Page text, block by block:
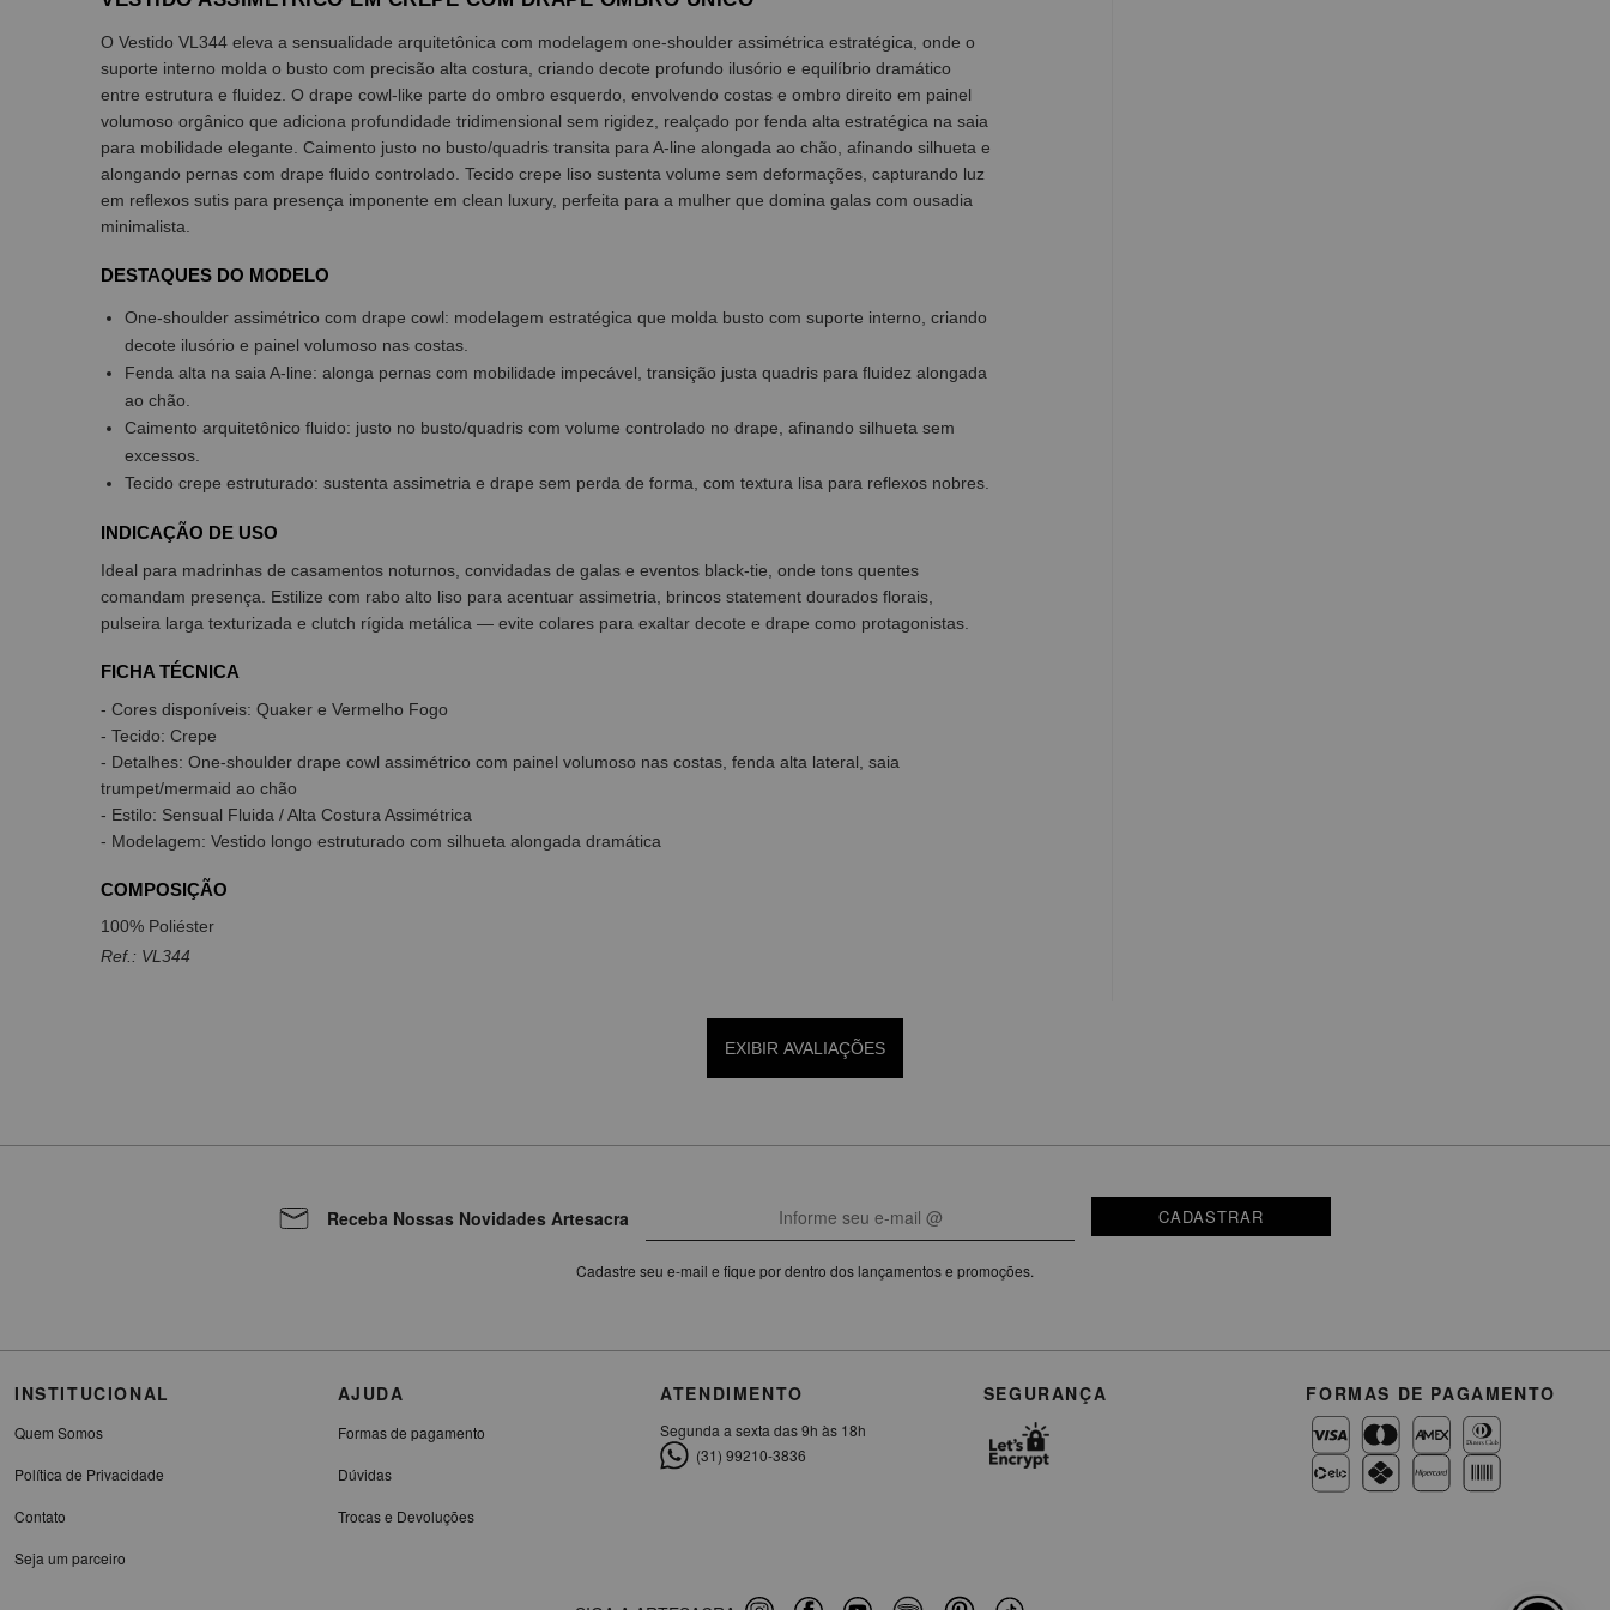
O Vestido VL344 eleva a sensualidade arquitetônica com modelagem one-shoulder assimétrica estratégica, onde o
suporte interno molda o busto com precisão alta costura, criando decote profundo ilusório e equilíbrio dramático
entre estrutura e fluidez. O drape cowl-like parte do ombro esquerdo, envolvendo costas e ombro direito em painel
volumoso orgânico que adiciona profundidade tridimensional sem rigidez, realçado por fenda alta estratégica na saia
para mobilidade elegante. Caimento justo no busto/quadris transita para A-line alongada ao chão, afinando silhueta e
alongando pernas com drape fluido controlado. Tecido crepe liso sustenta volume sem deformações, capturando luz
em reflexos sutis para presença imponente em clean luxury, perfeita para a mulher que domina galas com ousadia
minimalista.
DESTAQUES DO MODELO
One-shoulder assimétrico com drape cowl: modelagem estratégica que molda busto com suporte interno, criando
decote ilusório e painel volumoso nas costas.
Fenda alta na saia A-line: alonga pernas com mobilidade impecável, transição justa quadris para fluidez alongada
ao chão.
Caimento arquitetônico fluido: justo no busto/quadris com volume controlado no drape, afinando silhueta sem
excessos.
Tecido crepe estruturado: sustenta assimetria e drape sem perda de forma, com textura lisa para reflexos nobres.
INDICAÇÃO DE USO
Ideal para madrinhas de casamentos noturnos, convidadas de galas e eventos black-tie, onde tons quentes
comandam presença. Estilize com rabo alto liso para acentuar assimetria, brincos statement dourados florais,
pulseira larga texturizada e clutch rígida metálica — evite colares para exaltar decote e drape como protagonistas.
FICHA TÉCNICA
- Cores disponíveis: Quaker e Vermelho Fogo
- Tecido: Crepe
- Detalhes: One-shoulder drape cowl assimétrico com painel volumoso nas costas, fenda alta lateral, saia
trumpet/mermaid ao chão
- Estilo: Sensual Fluida / Alta Costura Assimétrica
- Modelagem: Vestido longo estruturado com silhueta alongada dramática
COMPOSIÇÃO
100% Poliéster
Ref.: VL344
EXIBIR AVALIAÇÕES
Receba Nossas Novidades Artesacra CADASTRAR
Cadastre seu e-mail e fique por dentro dos lançamentos e promoções.
INSTITUCIONAL
Quem Somos
Política de Privacidade
Contato
Seja um parceiro
AJUDA
Formas de pagamento
Dúvidas
Trocas e Devoluções
ATENDIMENTO
Segunda a sexta das 9h às 18h
(31) 99210-3836
SEGURANÇA FORMAS DE PAGAMENTO